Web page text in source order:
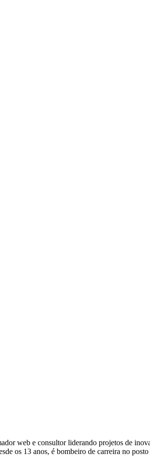
web e consultor liderando projetos de
os 13 anos, é bombeiro de carreira no posto